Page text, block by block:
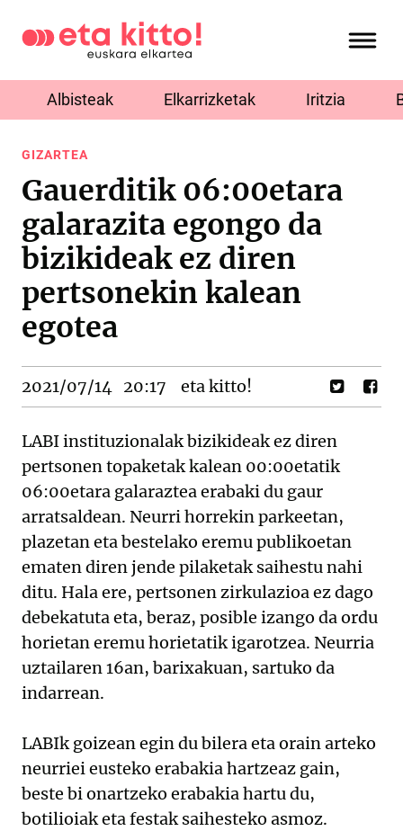
Albisteak Elkarrizketak Iritzia
GIZARTEA
Gauerditik 06:00etara
galarazita egongo da
bizikideak ez diren
pertsonekin kalean
egotea
2021/07/14 20:17 eta kitto!
LABI instituzionalak bizikideak ez diren
pertsonen topaketak kalean 00:00etatik
06:00etara galaraztea erabaki du gaur
arratsaldean. Neurri horrekin parkeetan,
plazetan eta bestelako eremu publikoetan
ematen diren jende pilaketak saihestu nahi
ditu. Hala ere, pertsonen zirkulazioa ez dago
debekatuta eta, beraz, posible izango da ordu
horietan eremu horietatik igarotzea. Neurria
uztailaren 16an, barixakuan, sartuko da
indarrean.
LABIk goizean egin du bilera eta orain arteko
neurriei eusteko erabakia hartzeaz gain,
beste bi onartzeko erabakia hartu du,
botilioiak eta festak saihesteko asmoz.